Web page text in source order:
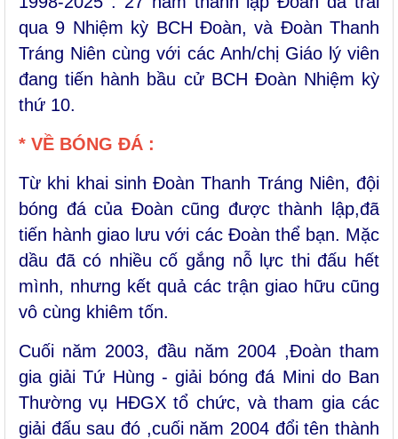
qua 9 Nhiệm kỳ BCH Đoàn, và Đoàn Thanh
Tráng Niên cùng với các Anh/chị Giáo lý viên
đang tiến hành bầu cử BCH Đoàn Nhiệm kỳ
thứ 10.
* VỀ BÓNG ĐÁ :
Từ khi khai sinh Đoàn Thanh Tráng Niên, đội
bóng đá của Đoàn cũng được thành lập,đã
tiến hành giao lưu với các Đoàn thể bạn. Mặc
dầu đã có nhiều cố gắng nỗ lực thi đấu hết
mình, nhưng kết quả các trận giao hữu cũng
vô cùng khiêm tốn.
Cuối năm 2003, đầu năm 2004 ,Đoàn tham
gia giải Tứ Hùng - giải bóng đá Mini do Ban
Thường vụ HĐGX tổ chức, và tham gia các
giải đấu sau đó ,cuối năm 2004 đổi tên thành